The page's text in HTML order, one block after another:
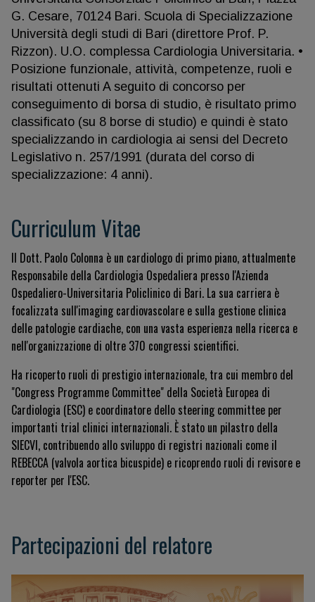
G. Cesare, 70124 Bari. Scuola di Specializzazione
Università degli studi di Bari (direttore Prof. P.
Rizzon). U.O. complessa Cardiologia Universitaria. •
Posizione funzionale, attività, competenze, ruoli e
risultati ottenuti A seguito di concorso per
conseguimento di borsa di studio, è risultato primo
classificato (su 8 borse di studio) e quindi è stato
specializzando in cardiologia ai sensi del Decreto
Legislativo n. 257/1991 (durata del corso di
specializzazione: 4 anni).
Curriculum Vitae
Il Dott. Paolo Colonna è un cardiologo di primo piano, attualmente
Responsabile della Cardiologia Ospedaliera presso l'Azienda
Ospedaliero-Universitaria Policlinico di Bari. La sua carriera è
focalizzata sull'imaging cardiovascolare e sulla gestione clinica
delle patologie cardiache, con una vasta esperienza nella ricerca e
nell'organizzazione di oltre 370 congressi scientifici.
Ha ricoperto ruoli di prestigio internazionale, tra cui membro del
"Congress Programme Committee" della Società Europea di
Cardiologia (ESC) e coordinatore dello steering committee per
importanti trial clinici internazionali. È stato un pilastro della
SIECVI, contribuendo allo sviluppo di registri nazionali come il
REBECCA (valvola aortica bicuspide) e ricoprendo ruoli di revisore e
reporter per l'ESC.
Partecipazioni del relatore